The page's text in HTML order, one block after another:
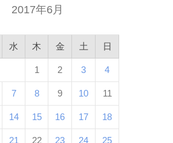
2017年6月
水 木 金 土 日
1 2 3 4
7 8 9 10 11
14 15 16 17 18
21 22 23 24 25